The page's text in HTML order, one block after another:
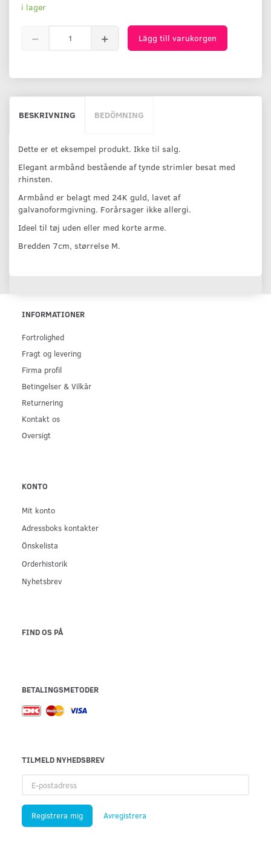
i lager
Lägg till varukorgen
BESKRIVNING BEDÖMNING
Dette er et eksempel produkt. Ikke til salg.
Elegant armbånd bestående af tynde strimler besat med
rhinsten.
Armbånd er belagt med 24K guld, lavet af
galvanoformgivning. Forårsager ikke allergi.
Ideel til tøj uden eller med korte arme.
Bredden 7cm, størrelse M.
INFORMATIONER
Fortrolighed
Fragt og levering
Firma profil
Betingelser & Vilkår
Returnering
Kontakt os
Oversigt
KONTO
Mit konto
Adressboks kontakter
Önskelista
Orderhistorik
Nyhetsbrev
FIND OS PÅ
BETALINGSMETODER
TILMELD NYHEDSBREV
postadress
Registrera mig Avregistrera